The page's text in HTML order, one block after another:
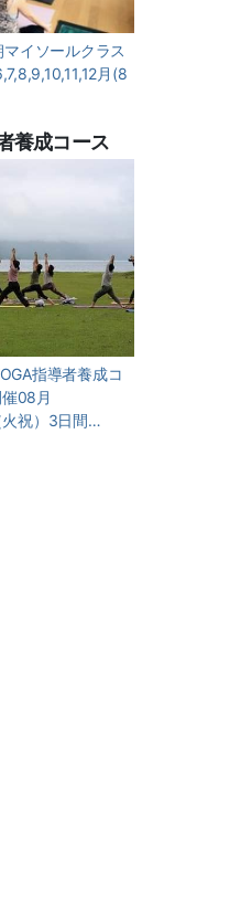
マイソールクラス
月(8
養成コース
指導者養成コ
08月
火祝）3日間…